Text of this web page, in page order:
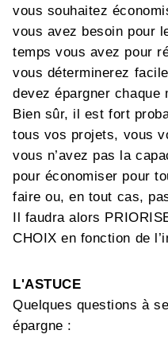
vous souhaitez
vous avez besoin pour
temps vous avez pour
vous déterminerez
devez épargner chaque
Bien sûr, il est fort
tous vos projets, vous
vous n’avez pas la
pour économiser pour
faire ou, en tout cas,
Il faudra alors
CHOIX en fonction de
L'ASTUCE
Quelques questions à
épargne :